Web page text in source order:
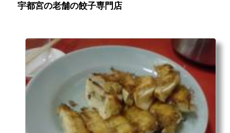
宇都宮の老舗の餃子専門店